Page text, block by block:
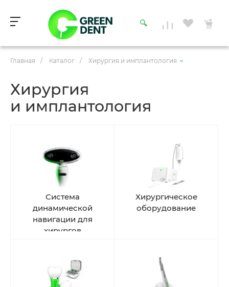
Главная / Каталог / Хирургия и имплантология
Хирургия
и имплантология
Cистема
динамической
навигации для
хирургов
Хирургическое
оборудование